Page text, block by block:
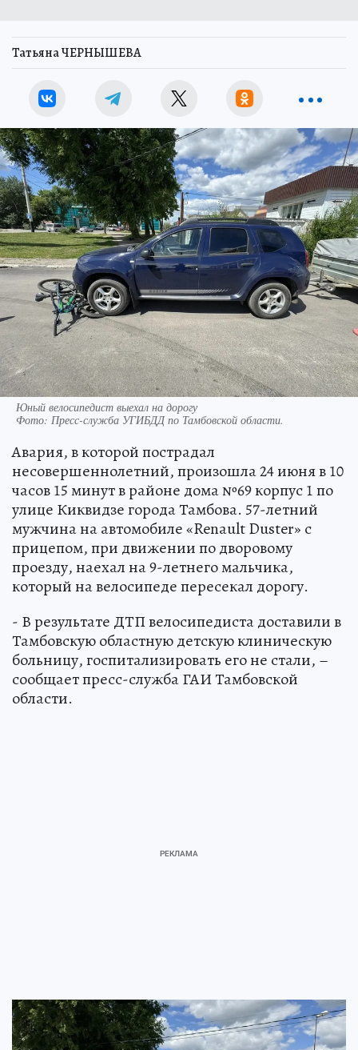
Татьяна ЧЕРНЫШЕВА
Юный велосипедист выехал на дорогу
Фото: Пресс-служба УГИБДД по Тамбовской области.
Авария, в которой пострадал
несовершеннолетний, произошла 24 июня в 10
часов 15 минут в районе дома №69 корпус 1 по
улице Киквидзе города Тамбова. 57-летний
мужчина на автомобиле «Renault Duster» с
прицепом, при движении по дворовому
проезду, наехал на 9-летнего мальчика,
который на велосипеде пересекал дорогу.
- В результате ДТП велосипедиста доставили в
Тамбовскую областную детскую клиническую
больницу, госпитализировать его не стали, –
сообщает пресс-служба ГАИ Тамбовской
области.